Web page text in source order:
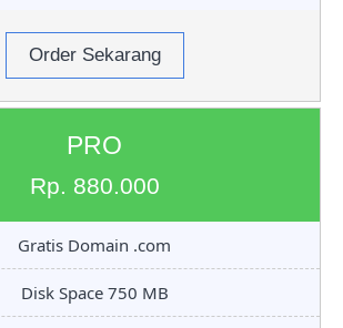
Order Sekarang
PRO
Rp. 880.000
Gratis Domain .com
Disk Space 750 MB